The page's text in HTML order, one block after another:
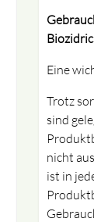
Eine
Trotz
sind
nicht
ist in